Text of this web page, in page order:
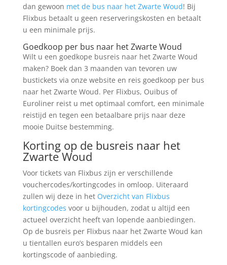
dan gewoon met de bus naar het Zwarte Woud! Bij
Flixbus betaalt u geen reserveringskosten en betaalt
u een minimale prijs.
Goedkoop per bus naar het Zwarte Woud
Wilt u een goedkope busreis naar het Zwarte Woud
maken? Boek dan 3 maanden van tevoren uw
bustickets via onze website en reis goedkoop per bus
naar het Zwarte Woud. Per Flixbus, Ouibus of
Euroliner reist u met optimaal comfort, een minimale
reistijd en tegen een betaalbare prijs naar deze
mooie Duitse bestemming.
Korting op de busreis naar het
Zwarte Woud
Voor tickets van Flixbus zijn er verschillende
vouchercodes/kortingcodes in omloop. Uiteraard
zullen wij deze in het Overzicht van Flixbus
kortingcodes voor u bijhouden, zodat u altijd een
actueel overzicht heeft van lopende aanbiedingen.
Op de busreis per Flixbus naar het Zwarte Woud kan
u tientallen euro’s besparen middels een
kortingscode of aanbieding.